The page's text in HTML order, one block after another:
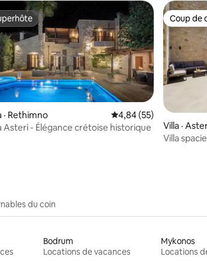
4,94 sur 5, 84 commentaires
· Rethimno Note moyenne de
4,84 (55)
Asteri - Élégance crétoise historique
Coup de
Coup de
Villa ·
Villa
du coin
Bodrum
Locations de vacances
Mykonos
Locations